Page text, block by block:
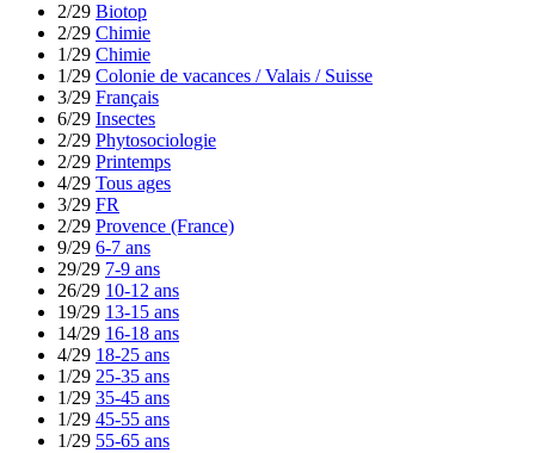
2/29 Biotop
2/29 Chimie
1/29 Chimie
1/29 Colonie de vacances / Valais / Suisse
3/29 Français
6/29 Insectes
2/29 Phytosociologie
2/29 Printemps
4/29 Tous ages
3/29 FR
2/29 Provence (France)
9/29 6-7 ans
29/29 7-9 ans
26/29 10-12 ans
19/29 13-15 ans
14/29 16-18 ans
4/29 18-25 ans
1/29 25-35 ans
1/29 35-45 ans
1/29 45-55 ans
1/29 55-65 ans